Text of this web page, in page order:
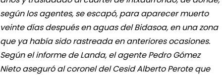
según los agentes, se escapó, para aparecer muerto
veinte días después en aguas del Bidasoa, en una zona
que ya había sido rastreada en anteriores ocasiones.
Según el informe de Landa, el agente Pedro Gómez
Nieto aseguró al coronel del Cesid Alberto Perote que